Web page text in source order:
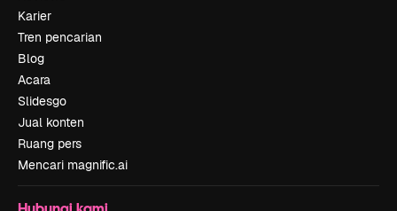
Karier
Tren pencarian
Blog
Acara
Slidesgo
Jual konten
Ruang pers
Mencari magnific.ai